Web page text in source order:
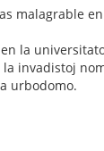
malagrable
la
invadistoj
urbodomo.